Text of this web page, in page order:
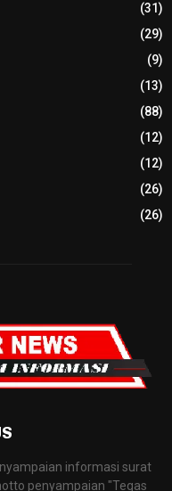
(31)
(29)
(9)
(13)
(88)
(12)
(12)
(26)
(26)
informasi surat
penyampaian "Tegas